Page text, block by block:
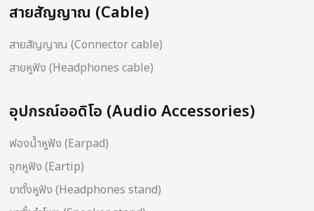
สายสัญญาณ (Cable)
สายสัญญาณ (Connector cable)
สายหูฟัง (Headphones cable)
อุปกรณ์ออดิโอ (Audio Accessories)
ฟองน้ำหูฟัง (Earpad)
จุกหูฟัง (Eartip)
ขาตั้งหูฟัง (Headphones stand)